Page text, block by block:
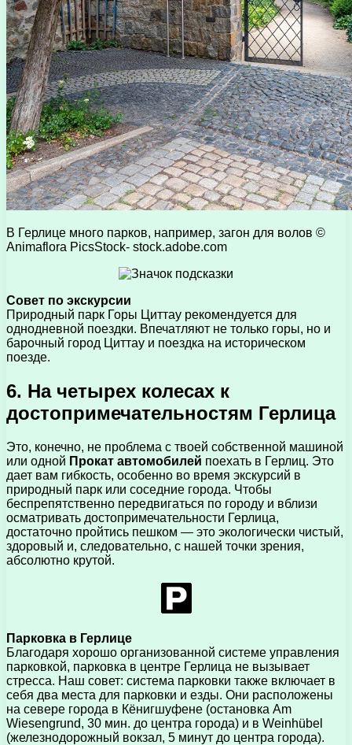
В Герлице много парков, например, загон для волов ©
Animaflora PicsStock- stock.adobe.com
Совет по экскурсии
Природный парк Горы Циттау рекомендуется для
однодневной поездки. Впечатляют не только горы, но и
барочный город Циттау и поездка на историческом
поезде.
6. На четырех колесах к
достопримечательностям Герлица
Это, конечно, не проблема с твоей собственной машиной
или одной Прокат автомобилей поехать в Герлиц. Это
дает вам гибкость, особенно во время экскурсий в
природный парк или соседние города. Чтобы
беспрепятственно передвигаться по городу и вблизи
осматривать достопримечательности Герлица,
достаточно пройтись пешком — это экологически чистый,
здоровый и, следовательно, с нашей точки зрения,
абсолютно крутой.
Парковка в Герлице
Благодаря хорошо организованной системе управления
парковкой, парковка в центре Герлица не вызывает
стресса. Наш совет: система парковки также включает в
себя два места для парковки и езды. Они расположены
на севере города в Кёнигшуфене (остановка Am
Wiesengrund, 30 мин. до центра города) и в Weinhübel
(железнодорожный вокзал, 5 минут до центра города).